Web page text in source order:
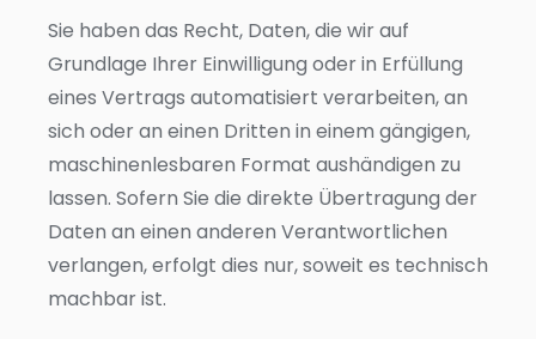
Sie haben das Recht, Daten, die wir auf
Grundlage Ihrer Einwilligung oder in Erfüllung
eines Vertrags automatisiert verarbeiten, an
sich oder an einen Dritten in einem gängigen,
maschinenlesbaren Format aushändigen zu
lassen. Sofern Sie die direkte Übertragung der
Daten an einen anderen Verantwortlichen
verlangen, erfolgt dies nur, soweit es technisch
machbar ist.